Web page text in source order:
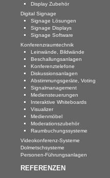
Display Zubehör
Digital Signage
Signage Lösungen
Signage Displays
Signage Software
Konferenzraumtechnik
Leinwände, Bildwände
Beschallungsanlagen
Konferenztelefone
Diskussionsanlagen
Abstimmungsgeräte, Voting
Signalmanagement
Mediensteuerungen
Interaktive Whiteboards
Visualizer
Medienmöbel
Moderationszubehör
Raumbuchungssysteme
Videokonferenz-Systeme
Dolmetschsysteme
Personen-Führungsanlagen
REFERENZEN